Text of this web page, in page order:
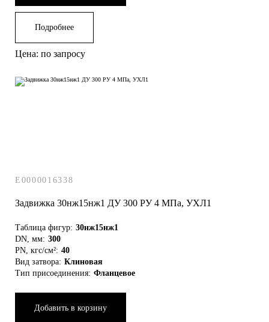
Подробнее
Цена: по запросу
E0000016338
Задвижка 30нж15нж1 ДУ 300 РУ 4 МПа, УХЛ1
Таблица фигур: 30нж15нж1
DN, мм: 300
PN, кгс/см²: 40
Вид затвора: Клиновая
Тип присоединения: Фланцевое
Добавить в корзину